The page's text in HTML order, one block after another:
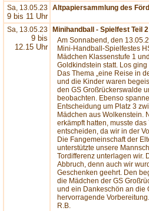
Sa, 13.05.23
9 bis 11 Uhr
Altpapiersammlung des
Sa, 13.05.23
9 bis
12.15 Uhr
Minihandball - Spielfest Teil
Am Sonnabend, den
Mini-Handball-Spielfestes
Mädchen Klassenstufe 1
Goldkindstein statt. Los
Das Thema „eine Reise in
und die Kinder waren
den GS Großrückerswalde
beobachten. Ebenso
Entscheidung um Platz 3
Mädchen aus Wolkenstein.
erkämpft hatten, musste
entscheiden, da wir in der
Die Fangemeinschaft der
unterstützte unsere
Tordifferenz unterlagen wir.
Abbruch, denn auch wir
Geschenken geehrt. Den
die Mädchen der GS
und ein Dankeschön an die
hervorragende Vorbereitung.
R.B.